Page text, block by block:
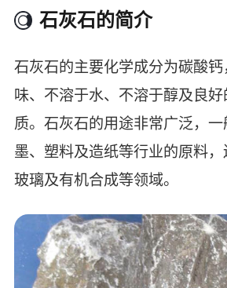
石灰石的简介
石灰石的主要化学成分为碳酸
味、不溶于水、不溶于醇及良
质。石灰石的用途非常广泛，
墨、塑料及造纸等行业的原料，
玻璃及有机合成等领域。